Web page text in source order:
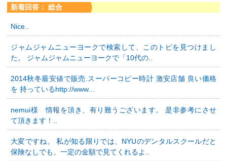
新着回答： 総合
Nice..
ジャムジャムニューヨークで検索して、このトピを見つけまし
た。 ジャムジャムニューヨークで「10代の..
2014秋冬最安値で販売.スーパーコピー時計 激安店舗 良い価格
を 持っているhttp://www...
nemui様 情報を頂き、有り難うございます。 是非参考にさせ
て頂きます！..
大変ですね。 私が知る限りでは、NYUのデンタルスクールだと
保険なしでも、一定の金額で見てくれるよ..